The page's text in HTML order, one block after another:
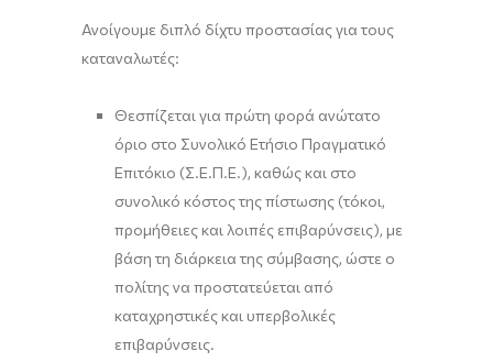
Ανοίγουμε διπλό δίχτυ προστασίας για τους
καταναλωτές:
Θεσπίζεται για πρώτη φορά ανώτατο
όριο στο Συνολικό Ετήσιο Πραγματικό
Επιτόκιο (Σ.Ε.Π.Ε.), καθώς και στο
συνολικό κόστος της πίστωσης (τόκοι,
προμήθειες και λοιπές επιβαρύνσεις), με
βάση τη διάρκεια της σύμβασης, ώστε ο
πολίτης να προστατεύεται από
καταχρηστικές και υπερβολικές
επιβαρύνσεις.